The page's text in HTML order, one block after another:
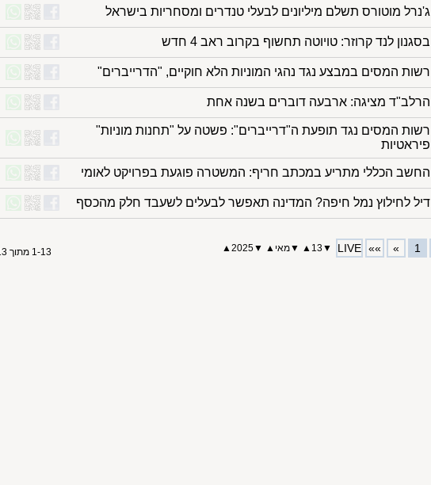
ג'נרל מוטורס תשלם מיליונים לבעלי טנדרים ומסחריות בישראל
בסגנון לנד קרוזר: טויוטה תחשוף בקרוב ראב 4 חדש
רשות המסים במבצע נגד נהגי המוניות הלא חוקיים, "הדרייברים"
​הרלב"ד מציגה: ארבעה דוברים בשנה אחת
רשות המסים נגד תופעת ה"דרייברים": פשטה על "תחנות מוניות"
פיראטיות
החשב הכללי מתריע במכתב חריף: המשטרה פוגעת בפרויקט לאומי
דיל לחילוץ נמל חיפה? המדינה תאפשר לבעלים לשעבד חלק מהכסף
1
»
»»
LIVE
▼
13
▲
▼מאי ▲
▼
2025
▲ 1-13 מתוך 13